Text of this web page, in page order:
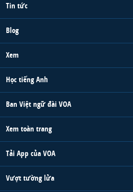
Tin tức
Blog
Xem
Học tiếng Anh
Ban Việt ngữ đài VOA
Xem toàn trang
Tải App của VOA
Vượt tường lửa